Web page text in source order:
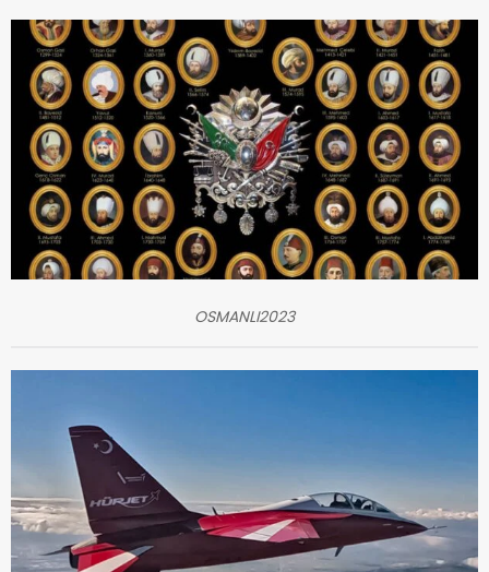
OSMANLI2023